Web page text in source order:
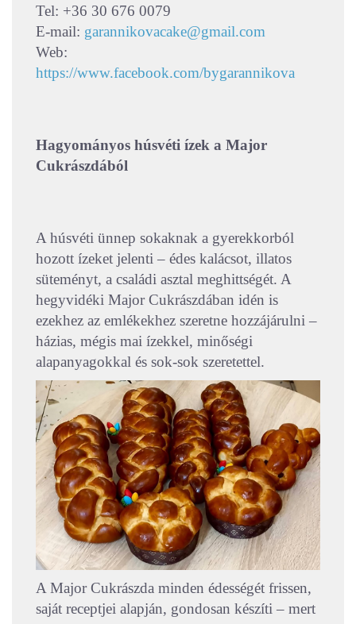
Tel: +36 30 676 0079
E-mail: garannikovacake@gmail.com
Web:
https://www.facebook.com/bygarannikova
Hagyományos húsvéti ízek a Major
Cukrászdából
A húsvéti ünnep sokaknak a gyerekkorból
hozott ízeket jelenti – édes kalácsot, illatos
süteményt, a családi asztal meghittségét. A
hegyvidéki Major Cukrászdában idén is
ezekhez az emlékekhez szeretne hozzájárulni –
házias, mégis mai ízekkel, minőségi
alapanyagokkal és sok-sok szeretettel.
A Major Cukrászda minden édességét frissen,
saját receptjei alapján, gondosan készíti – mert